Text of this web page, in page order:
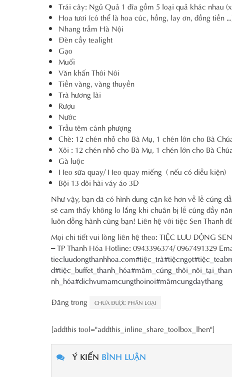
Trái cây: Ngủ Quả 1 đĩa gồm 5 loại quả khác nhau
Hoa tươi (có thể là hoa cúc, hồng, lay ơn, đồng tiền
Nhang trầm Hà Nội
Đèn cầy tealight
Gạo
Muối
Văn khấn Thôi Nôi
Tiền vàng, vàng thuyền
Trà hương lài
Rượu
Nước
Trầu têm cánh phượng
Chè: 12 chén nhỏ cho Bà Mụ, 1 chén lớn cho Bà
Xôi : 12 chén nhỏ cho Bà Mụ, 1 chén lớn cho Bà
Gà luộc
Heo sữa quay/ Heo quay miếng ( nếu có điều kiện)
Bội 13 đôi hài váy áo 3D
Như vậy, bạn đã có hình dung cặn kẽ hơn về lễ cúng
sẽ cam thấy không lo lắng khi chuân bị lễ cúng đầy
luôn đồng hành cùng bạn! Liên hệ với tiệc Sen Thanh
Mọi chi tiết vui lòng liên hệ theo: TIỆC LƯU ĐỘNG
– TP Thanh Hóa Hotline: 0943396374/ 0967491329
tiecluudongthanhhoa.com#tiệc_trà#tiệcngọt
d#tiệc_buffet_thanh_hóa
nh_hóa#dichvumamcungthoinoi#mâmcungdaythang
Đăng trong
CHƯA ĐƯỢC PHÂN LOẠI
[addthis tool="addthis_inline_share_toolbox_lhen"]
Ý KIẾN BÌNH LUẬN